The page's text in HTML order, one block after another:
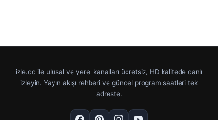
izle.cc ile ulusal ve yerel kanalları ücretsiz, HD kalitede canlı
izleyin. Yayın akışı rehberi ve güncel program saatleri tek
adreste.